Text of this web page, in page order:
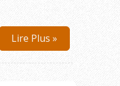
Lire Plus »